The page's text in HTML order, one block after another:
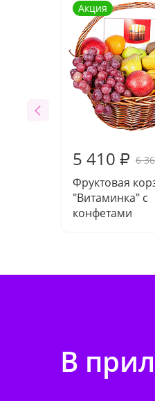
Акция
5 410 ₽ 6
Фруктовая
"Витаминка" с
конфетами
В